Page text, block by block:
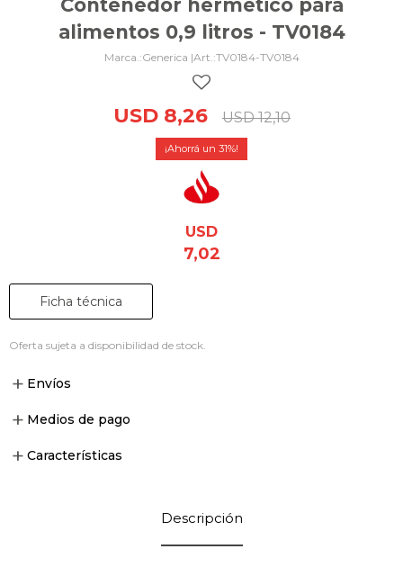
Contenedor hermético para
alimentos 0,9 litros - TV0184
Generica | TV0184-TV0184
USD 8,26 USD 12,10
31
USD
7,02
Ficha técnica
Oferta sujeta a disponibilidad de stock.
Envíos
Medios de pago
Características
Descripción